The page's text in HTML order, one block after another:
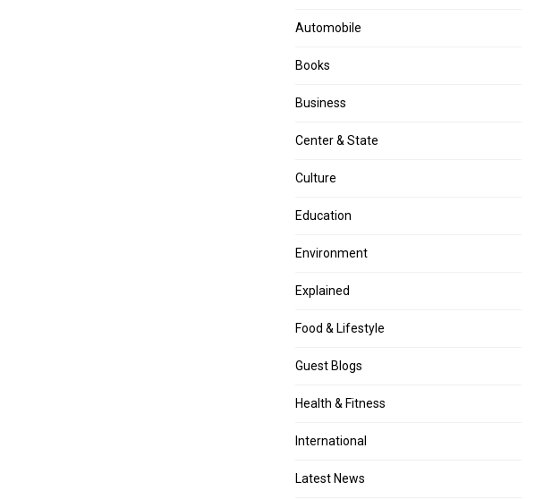
Automobile
Books
Business
Center & State
Culture
Education
Environment
Explained
Food & Lifestyle
Guest Blogs
Health & Fitness
International
Latest News